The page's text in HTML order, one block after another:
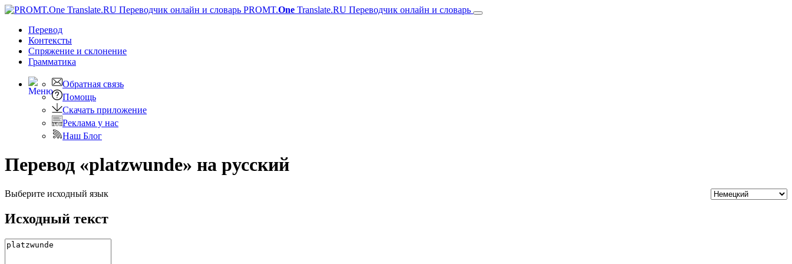
PROMT.One Translate.RU Переводчик онлайн и словарь
Перевод
Контексты
Спряжение и склонение
Грамматика
Обратная связь
Помощь
Скачать приложение
Реклама у нас
Наш Блог
Перевод «platzwunde» на русский
Выберите исходный язык
Исходный текст